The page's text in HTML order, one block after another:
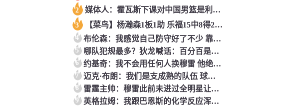
2 媒体人：霍瓦斯下课对中国男篮是利好 日本队主帅或由盖恩斯暂代
3 【菜鸟】杨瀚森1板1助 乐福15中8得21分 科比·桑德斯12分2板4助
4 布伦森：我感觉自己防守好了不少 靠制造进攻犯规也能算个护筐者
5 哪队犯规最多？狄龙喊话：百分百是雷霆 多特就是个犯规大王！
6 约基奇：我不会用任何人换穆雷 他绝对是我生涯首选队友
7 迈克·布朗：我们是支成熟的队伍 球员们都有无私的球风
8 雷霆主帅：穆雷此前未进过全明星让人难以置信 他本赛季实至名归
9 英格拉姆：我跟巴恩斯的化学反应浑然天成 我俩大多时候无需多言